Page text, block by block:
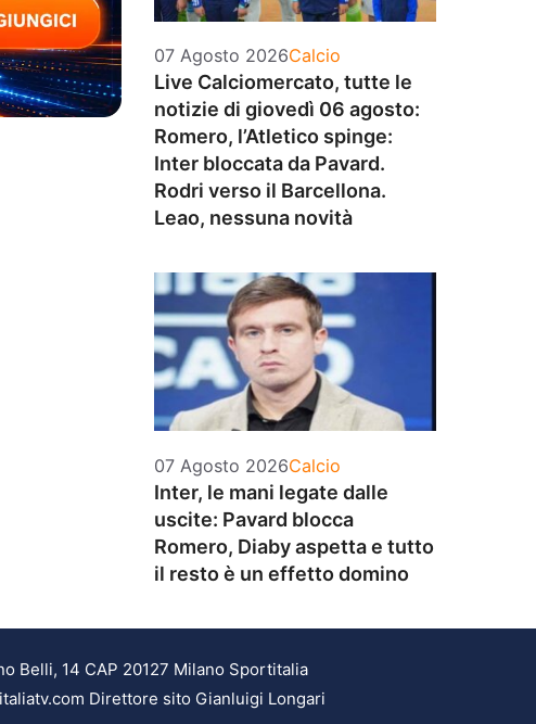
07 Agosto 2026Categorie
Calcio
Live Calciomercato, tutte le
notizie di giovedì 06 agosto:
Romero, l’Atletico spinge:
Inter bloccata da Pavard.
Rodri verso il Barcellona.
Leao, nessuna novità
07 Agosto 2026Categorie
Calcio
Inter, le mani legate dalle
uscite: Pavard blocca
Romero, Diaby aspetta e tutto
il resto è un effetto domino
Belli, 14 CAP 20127 Milano Sportitalia
Direttore sito Gianluigi Longari